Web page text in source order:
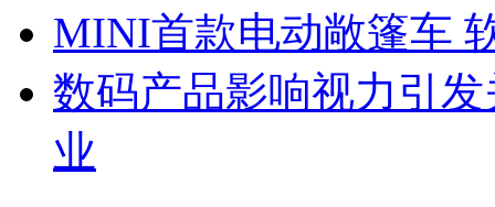
MINI首款电动敞篷车
数码产品影响视力引
业